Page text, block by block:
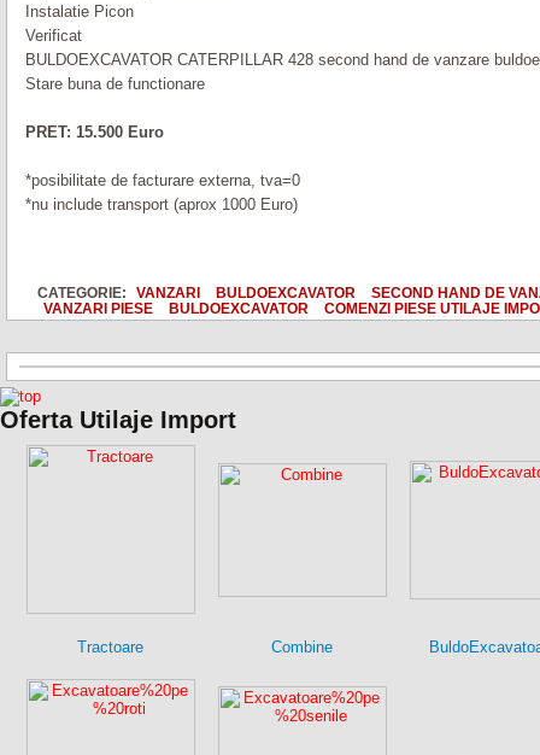
Instalatie Picon
Verificat
BULDOEXCAVATOR CATERPILLAR 428 second hand de vanzare
Stare buna de functionare
PRET: 15.500 Euro
*posibilitate de facturare externa, tva=0
*nu include transport (aprox 1000 Euro)
CATEGORIE: VANZARI BULDOEXCAVATOR
SECOND HAND DE
VANZARI PIESE
BULDOEXCAVATOR COMENZI PIESE UTILAJE
Oferta Utilaje Import
Tractoare Combine